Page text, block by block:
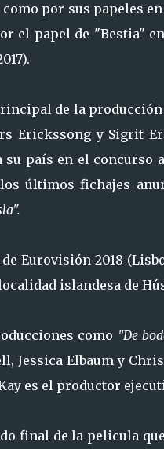
como por sus papeles
el papel de "Bestia"
de la
Erickssong y Sigrit
país en el concurso
últimos fichajes
Eurovisión 2018
islandesa de
como "De
Jessica Elbaum y
es el productor
final de la pelicula